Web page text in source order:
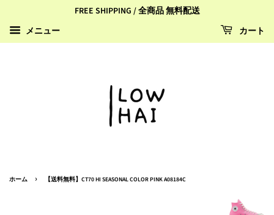
FREE SHIPPING / 全商品 無料配送
メニュー カート
ホーム › 【送料無料】CT70 HI SEASONAL COLOR PINK A08184C